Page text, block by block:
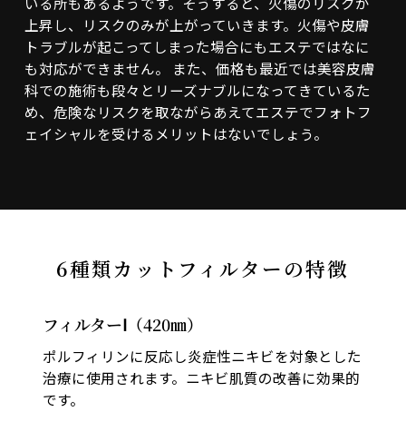
上昇し、リスクのみが上がっていきます。火傷や皮膚
トラブルが起こってしまった場合にもエステではなに
も対応ができません。
また、価格も最近では美容皮膚
科での施術も段々とリーズナブルになってきているた
め、危険なリスクを取ながらあえてエステでフォトフ
ェイシャルを受けるメリットはないでしょう。
6種類カットフィルターの特徴
フィルターⅠ（420㎚）
ポルフィリンに反応し炎症性ニキビを対象とした
治療に使用されます。ニキビ肌質の改善に効果的
です。